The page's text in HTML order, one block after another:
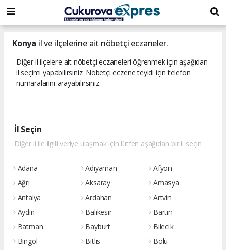
dini
chat
islami
chat
islami
sohbetler
Konya il ve ilçelerine ait nöbetçi eczaneler.
Diğer il ilçelere ait nöbetçi eczaneleri öğrenmek için aşağıdan
il seçimi yapabilirsiniz. Nöbetçi eczene teyidi için telefon
numaralarını arayabilirsiniz.
İl Seçin
Diğer il ile ilgili veriye ulaşmak için lütfen aşağıdan bir il seçin
Adana Adıyaman
Afyon
Ağrı
Aksaray
Amasya
Antalya
Ardahan
Artvin
Aydın
Balıkesir
Bartın
Batman
Bayburt
Bilecik
Bingöl
Bitlis
Bolu